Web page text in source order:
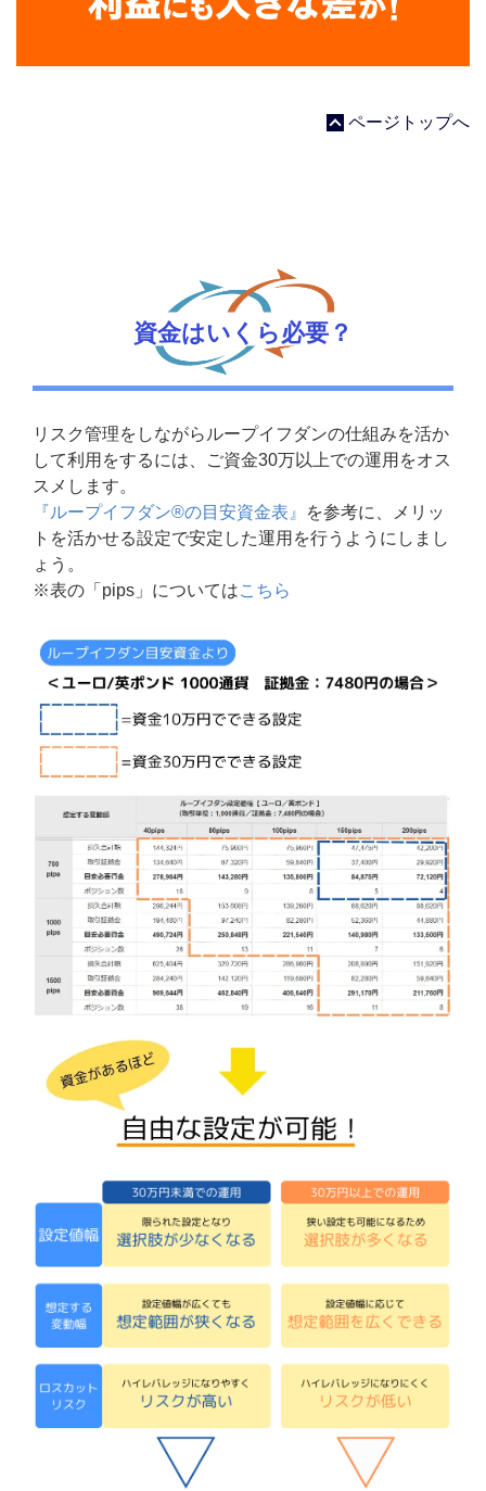
ページトップへ
資金はいくら必要？
リスク管理をしながらループイフダンの仕組みを活か
して利用をするには、ご資金30万以上での運用をオス
スメします。
『ループイフダン®の目安資金表』
を参考に、メリッ
トを活かせる設定で安定した運用を行うようにしまし
ょう。
※表の「pips」についてはこちら